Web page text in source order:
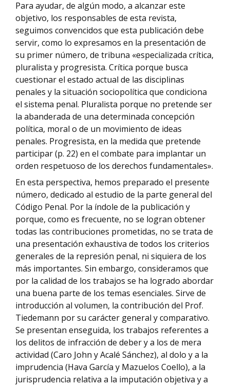
Para ayudar, de algún modo, a alcanzar este
objetivo, los responsables de esta revista,
seguimos convencidos que esta publicación debe
servir, como lo expresamos en la presentación de
su primer número, de tribuna «especializada crítica,
pluralista y progresista. Crítica porque busca
cuestionar el estado actual de las disciplinas
penales y la situación sociopolítica que condiciona
el sistema penal. Pluralista porque no pretende ser
la abanderada de una determinada concepción
política, moral o de un movimiento de ideas
penales. Progresista, en la medida que pretende
participar (p. 22) en el combate para implantar un
orden respetuoso de los derechos fundamentales».
En esta perspectiva, hemos preparado el presente
número, dedicado al estudio de la parte general del
Código Penal. Por la índole de la publicación y
porque, como es frecuente, no se logran obtener
todas las contribuciones prometidas, no se trata de
una presentación exhaustiva de todos los criterios
generales de la represión penal, ni siquiera de los
más importantes. Sin embargo, consideramos que
por la calidad de los trabajos se ha logrado abordar
una buena parte de los temas esenciales. Sirve de
introducción al volumen, la contribución del Prof.
Tiedemann por su carácter general y comparativo.
Se presentan enseguida, los trabajos referentes a
los delitos de infracción de deber y a los de mera
actividad (Caro John y Acalé Sánchez), al dolo y a la
imprudencia (Hava García y Mazuelos Coello), a la
jurisprudencia relativa a la imputación objetiva y a